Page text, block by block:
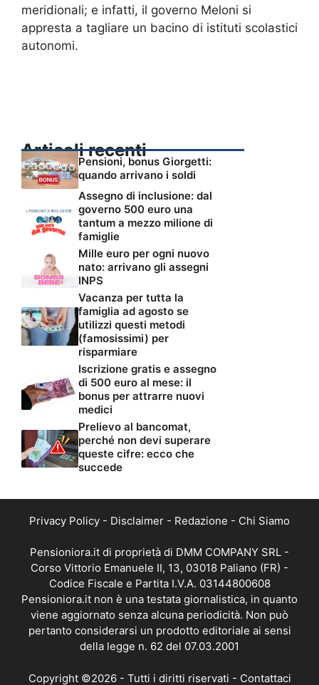
meridionali; e infatti, il governo Meloni si
appresta a tagliare un bacino di istituti scolastici
autonomi.
Articoli recenti
Pensioni, bonus Giorgetti:
quando arrivano i soldi
Assegno di inclusione: dal
governo 500 euro una
tantum a mezzo milione di
famiglie
Mille euro per ogni nuovo
nato: arrivano gli assegni
INPS
Vacanza per tutta la
famiglia ad agosto se
utilizzi questi metodi
(famosissimi) per
risparmiare
Iscrizione gratis e assegno
di 500 euro al mese: il
bonus per attrarre nuovi
medici
Prelievo al bancomat,
perché non devi superare
queste cifre: ecco che
succede
Privacy Policy - Disclaimer - Redazione - Chi Siamo
Pensioniora.it di proprietà di DMM COMPANY SRL -
Corso Vittorio Emanuele II, 13, 03018 Paliano (FR) -
Codice Fiscale e Partita I.V.A. 03144800608
Pensioniora.it non è una testata giornalistica, in quanto
viene aggiornato senza alcuna periodicità. Non può
pertanto considerarsi un prodotto editoriale ai sensi
della legge n. 62 del 07.03.2001
Copyright ©2026 - Tutti i diritti riservati - Contattaci